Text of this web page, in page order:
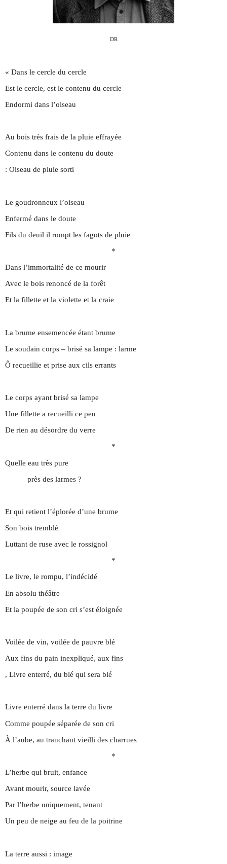
DR
« Dans le cercle du cercle
Est le cercle, est le contenu du cercle
Endormi dans l’oiseau
Au bois très frais de la pluie effrayée
Contenu dans le contenu du doute
: Oiseau de pluie sorti
Le goudronneux l’oiseau
Enfermé dans le doute
Fils du deuil il rompt les fagots de pluie
*
Dans l’immortalité de ce mourir
Avec le bois renoncé de la forêt
Et la fillette et la violette et la craie
La brume ensemencée étant brume
Le soudain corps – brisé sa lampe : larme
Ô recueillie et prise aux cils errants
Le corps ayant brisé sa lampe
Une fillette a recueilli ce peu
De rien au désordre du verre
*
Quelle eau très pure
près des larmes ?
Et qui retient l’éplorée d’une brume
Son bois tremblé
Luttant de ruse avec le rossignol
*
Le livre, le rompu, l’indécidé
En absolu théâtre
Et la poupée de son cri s’est éloignée
Voilée de vin, voilée de pauvre blé
Aux fins du pain inexpliqué, aux fins
, Livre enterré, du blé qui sera blé
Livre enterré dans la terre du livre
Comme poupée séparée de son cri
À l’aube, au tranchant vieilli des charrues
*
L’herbe qui bruit, enfance
Avant mourir, source lavée
Par l’herbe uniquement, tenant
Un peu de neige au feu de la poitrine
La terre aussi : image